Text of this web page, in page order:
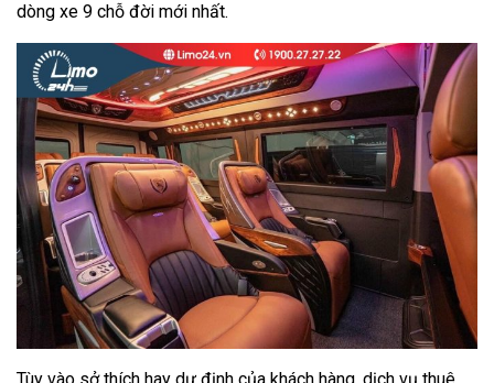
dòng xe 9 chỗ đời mới nhất.